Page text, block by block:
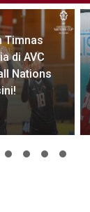
Timnas
di AVC
Nations